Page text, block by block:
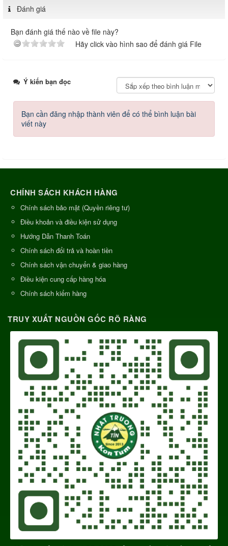
Đánh giá
Bạn đánh giá thế nào về file này?
Hãy click vào hình sao để đánh giá File
Ý kiến bạn đọc
Bạn cần đăng nhập thành viên để có thể bình luận bài
viết này
CHÍNH SÁCH KHÁCH HÀNG
Chính sách bảo mật (Quyền riêng tư)
Điều khoản và điều kiện sử dụng
Hướng Dẫn Thanh Toán
Chính sách đổi trả và hoàn tiền
Chính sách vận chuyển & giao hàng
Điều kiện cung cấp hàng hóa
Chính sách kiểm hàng
TRUY XUẤT NGUỒN GỐC RÕ RÀNG